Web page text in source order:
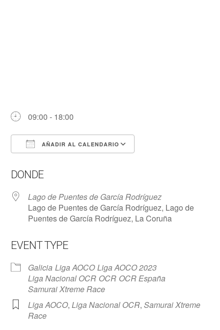
09:00 - 18:00
AÑADIR AL CALENDARIO
DONDE
Lago de Puentes de García Rodríguez
Lago de Puentes de García Rodríguez, Lago de
Puentes de García Rodríguez, La Coruña
EVENT TYPE
Galicia Liga AOCO Liga AOCO 2023
Liga Nacional OCR OCR OCR España
Samurai Xtreme Race
Liga AOCO,Liga Nacional OCR,Samurai Xtreme
Race